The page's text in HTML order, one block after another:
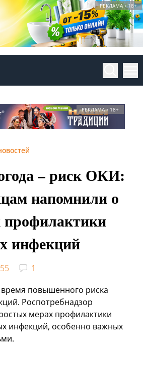
РЕКЛАМА • 18+
РЕКЛАМА • 18+
– риск ОКИ:
напомнили о
профилактики
инфекций
1
время повышенного риска
Роспотребнадзор
мерах профилактики
инфекций, особенно важных